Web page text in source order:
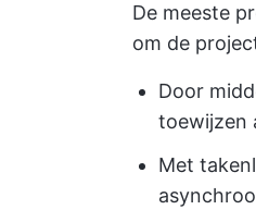
De meeste
om de
Door
toewijzen
Met